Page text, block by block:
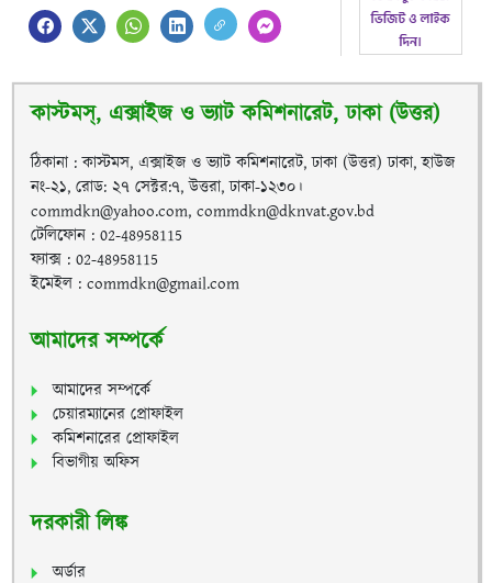
কাস্টমস্, এক্সাইজ ও ভ্যাট কমিশনারেট, ঢাকা (উত্তর)
ঠিকানা : কাস্টমস, এক্সাইজ ও ভ্যাট কমিশনারেট, ঢাকা (উত্তর) ঢাকা, হাউজ
নং-২১, রোড: ২৭ সেক্টর:৭, উত্তরা, ঢাকা-১২৩০।
commdkn@yahoo.com, commdkn@dknvat.gov.bd
টেলিফোন : 02-48958115
ফ্যাক্স : 02-48958115
ইমেইল : commdkn@gmail.com
আমাদের সম্পর্কে
আমাদের সম্পর্কে
চেয়ারম্যানের প্রোফাইল
কমিশনারের প্রোফাইল
বিভাগীয় অফিস
দরকারী লিঙ্ক
অর্ডার